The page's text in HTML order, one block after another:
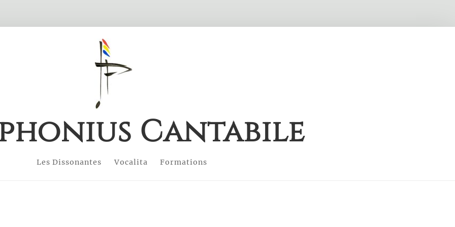
Cantabile
Les Dissonantes Vocalita Formations